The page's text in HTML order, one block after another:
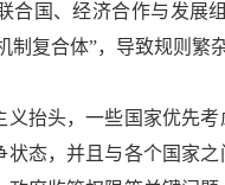
、经济合作与发展组
复合体”，导致规则繁
头，一些国家优先考
态，并且与各个国家